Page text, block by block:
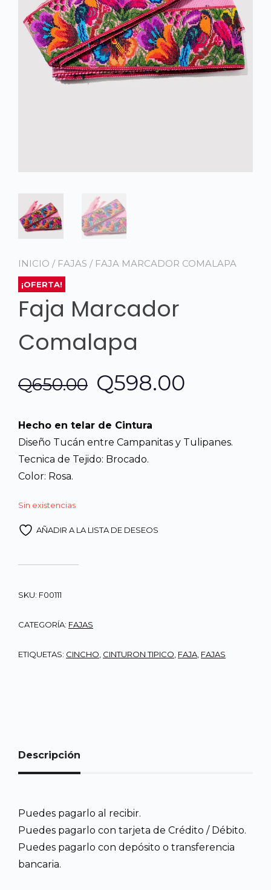
INICIO / FAJAS / FAJA MARCADOR COMALAPA
¡OFERTA!
Faja Marcador
Comalapa
Q650.00 El
precio
original
Q598.00
actual
Hecho en telar de Cintura
Diseño Tucán entre Campanitas y Tulipanes.
Tecnica de Tejido: Brocado.
Color: Rosa.
Sin existencias
AÑADIR A LA LISTA DE DESEOS
SKU: F00111
CATEGORÍA: FAJAS
ETIQUETAS: CINCHO, CINTURON TIPICO, FAJA, FAJAS
Descripción
Puedes pagarlo al recibir.
Puedes pagarlo con tarjeta de Crédito / Débito.
Puedes pagarlo con depósito o transferencia
bancaria.